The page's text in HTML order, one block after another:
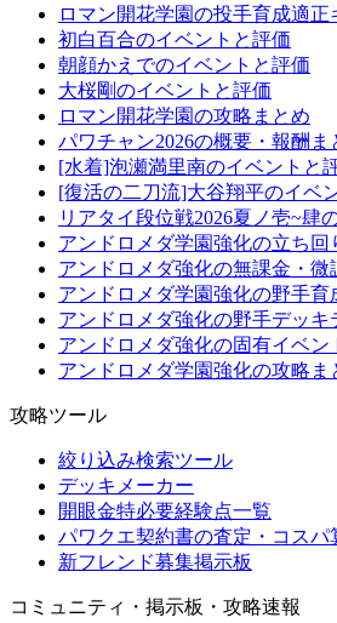
ロマン開花学園の投手育成適正
初白百合のイベントと評価
朝顔かえでのイベントと評価
大桜剛のイベントと評価
ロマン開花学園の攻略まとめ
パワチャン2026の概要・報酬ま
[水着]泡瀬満里南のイベントと
[復活の二刀流]大谷翔平のイベ
リアタイ段位戦2026夏ノ壱~肆
アンドロメダ学園強化の立ち回
アンドロメダ強化の無課金・微
アンドロメダ学園強化の野手育
アンドロメダ強化の野手デッキ
アンドロメダ強化の固有イベン
アンドロメダ学園強化の攻略ま
攻略ツール
絞り込み検索ツール
デッキメーカー
開眼金特必要経験点一覧
パワクエ契約書の査定・コスパ
新フレンド募集掲示板
コミュニティ・掲示板・攻略速報